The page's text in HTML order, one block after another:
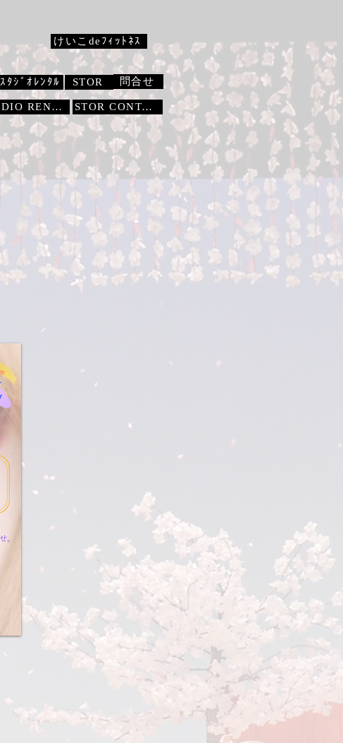
けいこdeﾌｨｯﾄﾈｽ
ｽﾀｼﾞｵﾚﾝﾀﾙ STOR 問合せ
STUDIO RENTAL STOR CONTACT